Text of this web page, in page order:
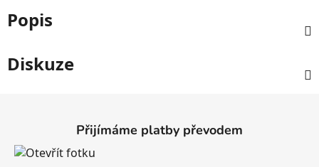
Popis
Diskuze
Přijímáme platby převodem